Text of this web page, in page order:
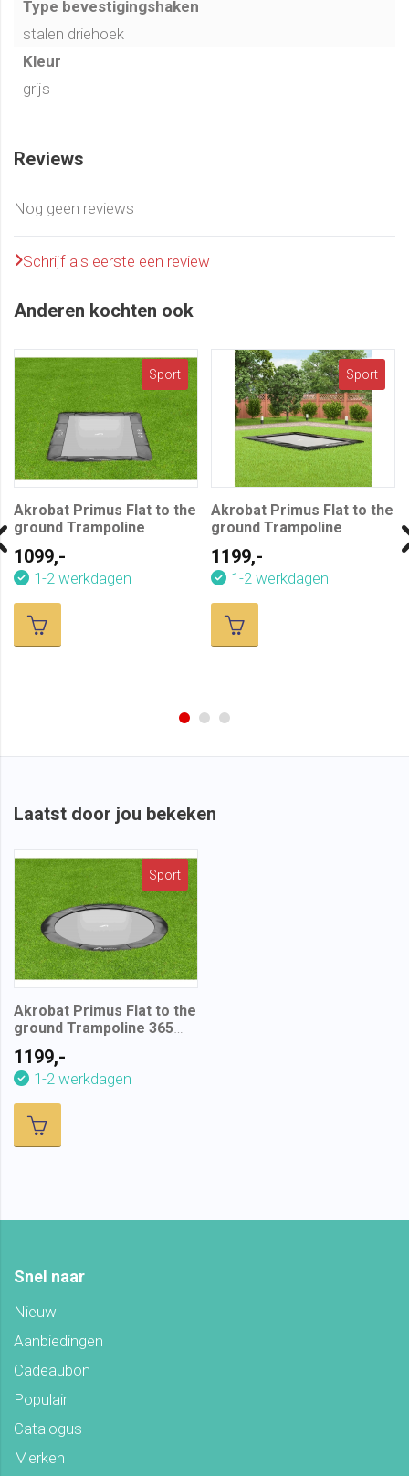
Type bevestigingshaken
stalen driehoek
Kleur
grijs
Reviews
Nog geen reviews
Schrijf als eerste een review
Anderen kochten ook
Sport
Akrobat Primus Flat to the
ground Trampoline
305x183 Zwart
1099,-
1-2 werkdagen
Sport
Akrobat Primus Flat to the
ground Trampoline
335x244 Zwart
1199,-
1-2 werkdagen
Laatst door jou bekeken
Sport
Akrobat Primus Flat to the
ground Trampoline 365
Zwart
1199,-
1-2 werkdagen
Snel naar
Nieuw
Aanbiedingen
Cadeaubon
Populair
Catalogus
Merken